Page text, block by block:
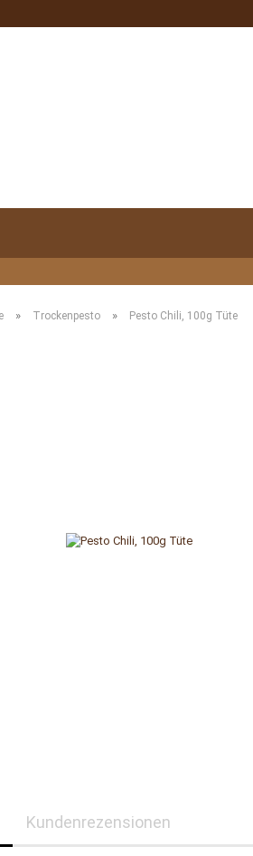
» Trockenpesto » Pesto Chili, 100g Tüte
Kundenrezensionen